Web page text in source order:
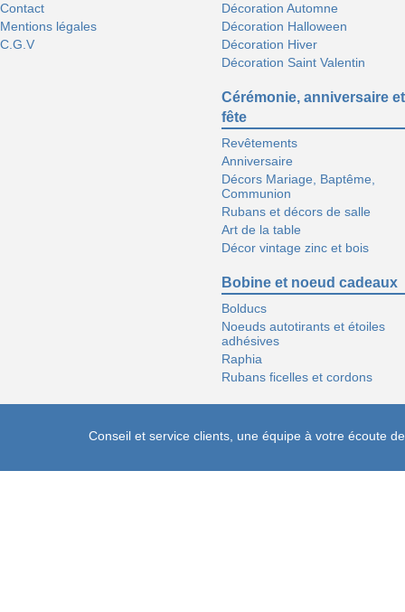
Contact
Mentions légales
C.G.V
Décoration Automne
Décoration Halloween
Décoration Hiver
Décoration Saint Valentin
Cérémonie, anniversaire et
fête
Revêtements
Anniversaire
Décors Mariage, Baptême,
Communion
Rubans et décors de salle
Art de la table
Décor vintage zinc et bois
Bobine et noeud cadeaux
Bolducs
Noeuds autotirants et étoiles
adhésives
Raphia
Rubans ficelles et cordons
Conseil et service clients, une équipe à votre écoute